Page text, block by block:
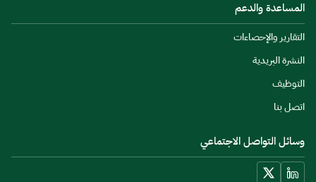
المساعدة والدعم
التقارير والإحصاءات
النشرة البريدية
التوظيف
اتصل بنا
وسائل التواصل الاجتماعي